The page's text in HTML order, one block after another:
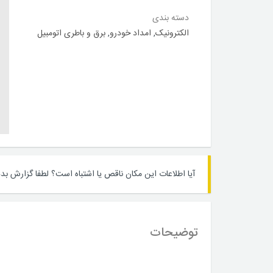
دسته بندی
الکترونیک, امداد خودرو,برق و باطری اتومبیل
آیا اطلاعات این مکان ناقص یا اشتباه است؟ لطفا گزارش
توضیحات